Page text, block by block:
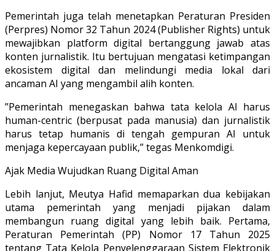
Pemerintah juga telah menetapkan Peraturan Presiden
(Perpres) Nomor 32 Tahun 2024 (Publisher Rights) untuk
mewajibkan platform digital bertanggung jawab atas
konten jurnalistik. Itu bertujuan mengatasi ketimpangan
ekosistem digital dan melindungi media lokal dari
ancaman AI yang mengambil alih konten.
”Pemerintah menegaskan bahwa tata kelola AI harus
human-centric (berpusat pada manusia) dan jurnalistik
harus tetap humanis di tengah gempuran AI untuk
menjaga kepercayaan publik,” tegas Menkomdigi.
Ajak Media Wujudkan Ruang Digital Aman
Lebih lanjut, Meutya Hafid memaparkan dua kebijakan
utama pemerintah yang menjadi pijakan dalam
membangun ruang digital yang lebih baik. Pertama,
Peraturan Pemerintah (PP) Nomor 17 Tahun 2025
tentang Tata Kelola Penyelenggaraan Sistem Elektronik